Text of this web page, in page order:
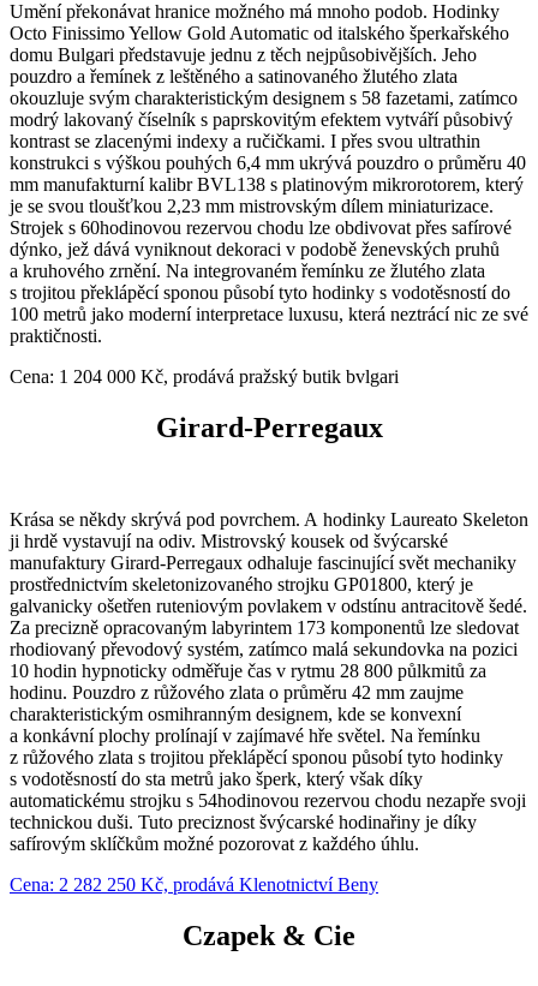
Umění překonávat hranice možného má mnoho podob. Hodinky
Octo Finissimo Yellow Gold Automatic od italského šperkařského
domu Bulgari představuje jednu z těch nejpůsobivějších. Jeho
pouzdro a řemínek z leštěného a satinovaného žlutého zlata
okouzluje svým charakteristickým designem s 58 fazetami, zatímco
modrý lakovaný číselník s paprskovitým efektem vytváří působivý
kontrast se zlacenými indexy a ručičkami. I přes svou ultrathin
konstrukci s výškou pouhých 6,4 mm ukrývá pouzdro o průměru 40
mm manufakturní kalibr BVL138 s platinovým mikrorotorem, který
je se svou tloušťkou 2,23 mm mistrovským dílem miniaturizace.
Strojek s 60hodinovou rezervou chodu lze obdivovat přes safírové
dýnko, jež dává vyniknout dekoraci v podobě ženevských pruhů
a kruhového zrnění. Na integrovaném řemínku ze žlutého zlata
s trojitou překlápěcí sponou působí tyto hodinky s vodotěsností do
100 metrů jako moderní interpretace luxusu, která neztrácí nic ze své
praktičnosti.
Cena: 1 204 000 Kč, prodává pražský butik bvlgari
Girard-Perregaux
Krása se někdy skrývá pod povrchem. A hodinky Laureato Skeleton
ji hrdě vystavují na odiv. Mistrovský kousek od švýcarské
manufaktury Girard-Perregaux odhaluje fascinující svět mechaniky
prostřednictvím skeletonizovaného strojku GP01800, který je
galvanicky ošetřen ruteniovým povlakem v odstínu antracitově šedé.
Za precizně opracovaným labyrintem 173 komponentů lze sledovat
rhodiovaný převodový systém, zatímco malá sekundovka na pozici
10 hodin hypnoticky odměřuje čas v rytmu 28 800 půlkmitů za
hodinu. Pouzdro z růžového zlata o průměru 42 mm zaujme
charakteristickým osmihranným designem, kde se konvexní
a konkávní plochy prolínají v zajímavé hře světel. Na řemínku
z růžového zlata s trojitou překlápěcí sponou působí tyto hodinky
s vodotěsností do sta metrů jako šperk, který však díky
automatickému strojku s 54hodinovou rezervou chodu nezapře svoji
technickou duši. Tuto preciznost švýcarské hodinařiny je díky
safírovým sklíčkům možné pozorovat z každého úhlu.
Cena: 2 282 250 Kč, prodává Klenotnictví Beny
Czapek & Cie